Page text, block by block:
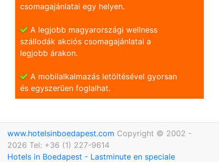
csomagajánlatai egy helyen.
A legjobb magyarországi wellness
szállodák akciós csomagajánlatai a
legjobb árakon.
A mobilalkalmazás letöltésével gyorsan
és egyszerũen foglalhat.
www.hotelsinboedapest.com Copyright © 2002 -
2026 Tel: +36 (1) 227-9614
Hotels in Boedapest - Lastminute en speciale